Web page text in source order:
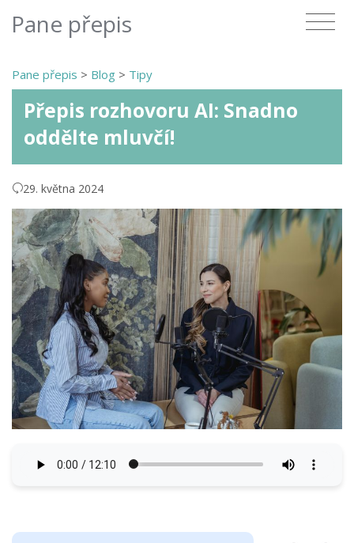
Pane přepis
Pane přepis > Blog > Tipy
Přepis rozhovoru AI: Snadno
oddělte mluvčí!
29. května 2024